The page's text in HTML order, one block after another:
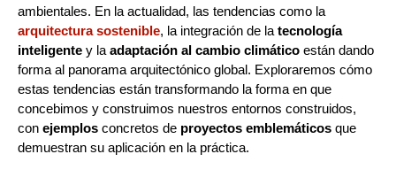
ambientales. En la actualidad, las tendencias como la
arquitectura sostenible, la integración de la tecnología
inteligente y la adaptación al cambio climático están dando
forma al panorama arquitectónico global. Exploraremos cómo
estas tendencias están transformando la forma en que
concebimos y construimos nuestros entornos construidos,
con ejemplos concretos de proyectos emblemáticos que
demuestran su aplicación en la práctica.